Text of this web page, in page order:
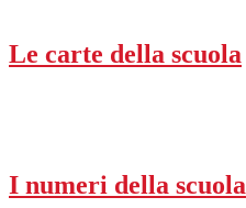
Le carte della scuola
I numeri della scuola